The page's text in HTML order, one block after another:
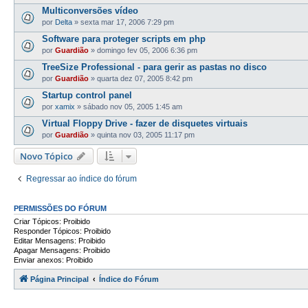
Multiconversões vídeo
por Delta » sexta mar 17, 2006 7:29 pm
Software para proteger scripts em php
por Guardião » domingo fev 05, 2006 6:36 pm
TreeSize Professional - para gerir as pastas no disco
por Guardião » quarta dez 07, 2005 8:42 pm
Startup control panel
por xamix » sábado nov 05, 2005 1:45 am
Virtual Floppy Drive - fazer de disquetes virtuais
por Guardião » quinta nov 03, 2005 11:17 pm
Novo Tópico
Regressar ao índice do fórum
PERMISSÕES DO FÓRUM
Criar Tópicos: Proibido
Responder Tópicos: Proibido
Editar Mensagens: Proibido
Apagar Mensagens: Proibido
Enviar anexos: Proibido
Página Principal Índice do Fórum